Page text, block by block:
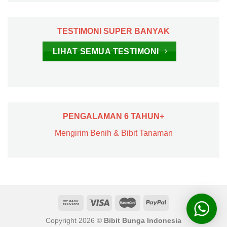
TESTIMONI SUPER BANYAK
LIHAT SEMUA TESTIMONI
PENGALAMAN 6 TAHUN+
Mengirim Benih & Bibit Tanaman
Copyright 2026 © Bibit Bunga Indonesia